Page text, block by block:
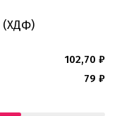
(ХДФ)
102,70 ₽
79 ₽